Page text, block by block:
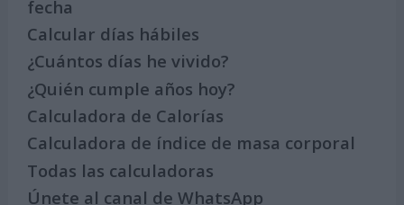
fecha
Calcular días hábiles
¿Cuántos días he vivido?
¿Quién cumple años hoy?
Calculadora de Calorías
Calculadora de índice de masa corporal
Todas las calculadoras
Únete al canal de WhatsApp